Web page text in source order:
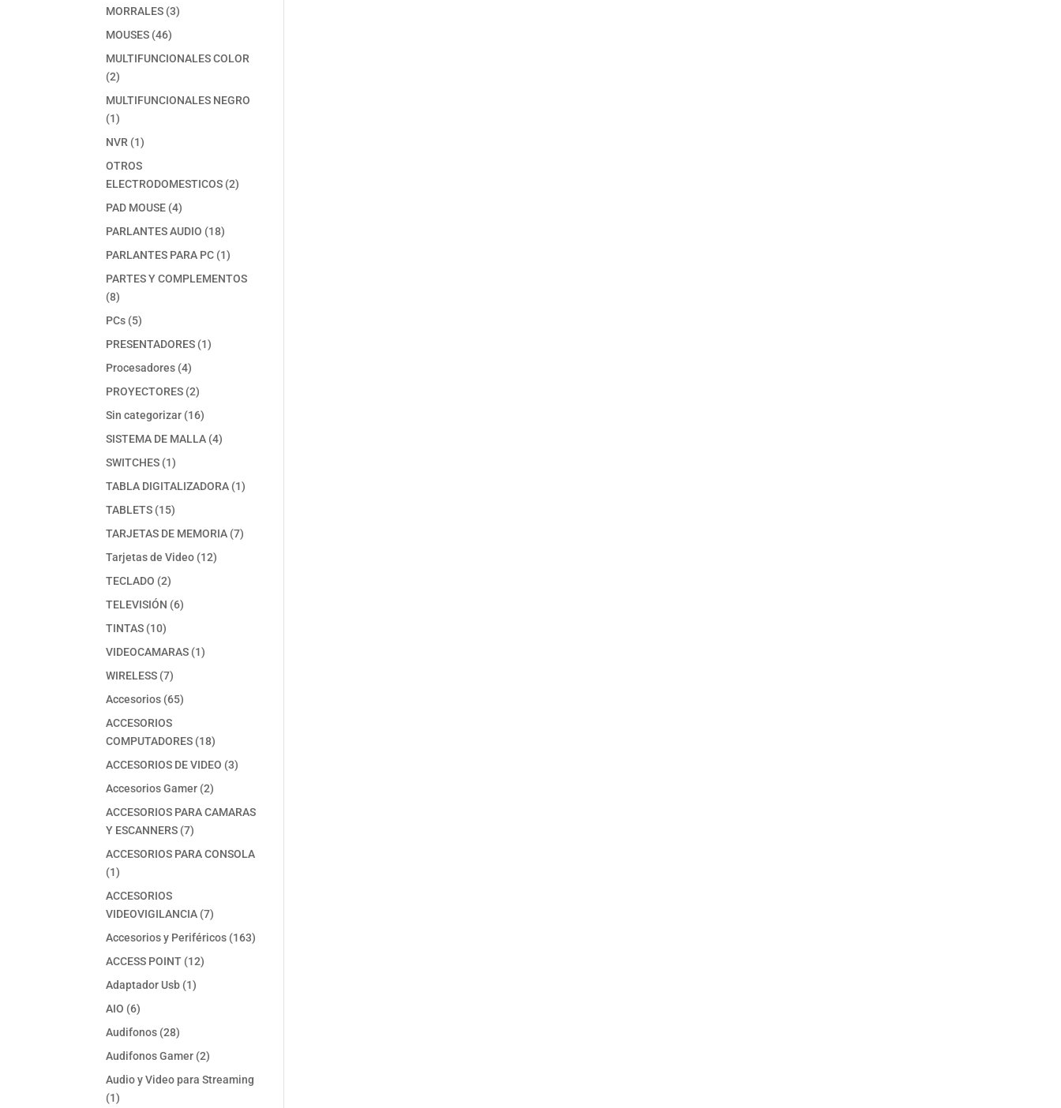
MORRALES 33
MOUSES 4646
productos
MULTIFUNCIONALES COLOR
22
productos
MULTIFUNCIONALES NEGRO
11
producto
NVR 11
producto
OTROS
ELECTRODOMESTICOS 22
PAD MOUSE 44
productos
PARLANTES AUDIO 1818
productos
PARLANTES PARA PC 11
producto
PARTES Y COMPLEMENTOS
88
productos
PCs 55
productos
PRESENTADORES 11
Procesadores 44
productos
PROYECTORES 22
productos
Sin categorizar 1616
productos
SISTEMA DE MALLA 44
SWITCHES 11
producto
TABLA DIGITALIZADORA 11
TABLETS 1515
productos
TARJETAS DE MEMORIA 77
Tarjetas de Video 1212
TECLADO 22
productos
TELEVISIÓN 66
TINTAS 1010
productos
VIDEOCAMARAS 11
WIRELESS 77
productos
Accesorios 6565
ACCESORIOS
COMPUTADORES 1818
productos
ACCESORIOS DE VIDEO 33
Accesorios Gamer 22
productos
ACCESORIOS PARA CAMARAS
Y ESCANNERS 77
productos
ACCESORIOS PARA CONSOLA
11
producto
ACCESORIOS
VIDEOVIGILANCIA 77
productos
Accesorios y Periféricos 163163
ACCESS POINT 1212
Adaptador Usb 11
AIO 66
productos
Audifonos 2828
productos
Audifonos Gamer 22
productos
Audio y Video para Streaming
11